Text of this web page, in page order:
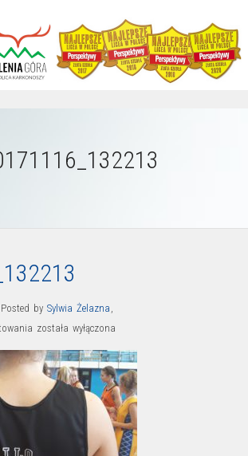
Posted by Sylwia Żelazna ,
20171116_132213
została wyłączona